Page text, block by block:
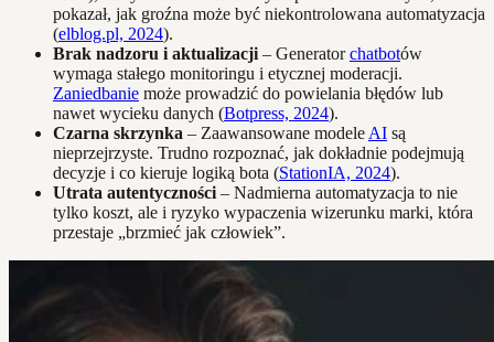
pokazał, jak groźna może być niekontrolowana automatyzacja
(elblog.pl, 2024).
Brak nadzoru i aktualizacji – Generatorchatbotów
wymaga stałego monitoringu i etycznej moderacji.
Zaniedbanie może prowadzić do powielania błędów lub
nawet wycieku danych (Botpress, 2024).
Czarna skrzynka – Zaawansowane modele AI są
nieprzejrzyste. Trudno rozpoznać, jak dokładnie podejmują
decyzje i co kieruje logiką bota (StationIA, 2024).
Utrata autentyczności – Nadmierna automatyzacja to nie
tylko koszt, ale i ryzyko wypaczenia wizerunku marki, która
przestaje „brzmieć jak człowiek”.